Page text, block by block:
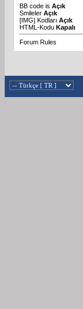
BB code is Açık
Smileler Açık
[IMG] Kodları Açık
HTML-Kodu Kapalı
Forum Rules